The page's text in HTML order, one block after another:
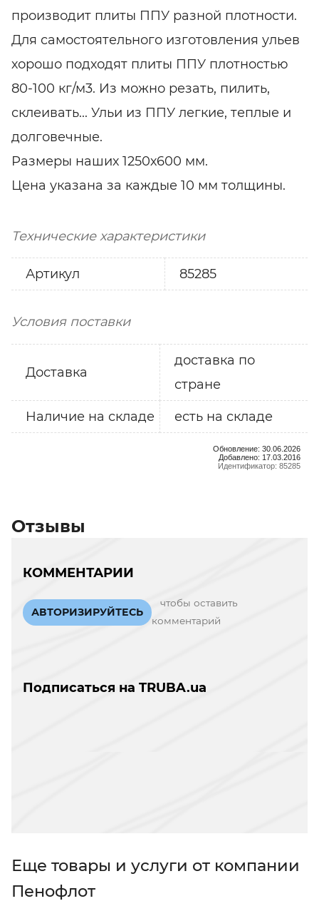
производит плиты ППУ разной плотности.
Для самостоятельного изготовления ульев
хорошо подходят плиты ППУ плотностью
80-100 кг/м3. Из можно резать, пилить,
склеивать... Ульи из ППУ легкие, теплые и
долговечные.
Размеры наших 1250х600 мм.
Цена указана за каждые 10 мм толщины.
Технические характеристики
Артикул 85285
Условия поставки
Доставка
доставка по
стране
Наличие на складе есть на складе
Обновление: 30.06.2026
Добавлено: 17.03.2016
Идентификатор: 85285
Отзывы
КОММЕНТАРИИ
АВТОРИЗИРУЙТЕСЬ
чтобы оставить
комментарий
Подписаться на TRUBA.ua
Еще товары и услуги от компании
Пенофлот